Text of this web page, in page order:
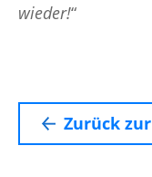
wieder!“
Zurück